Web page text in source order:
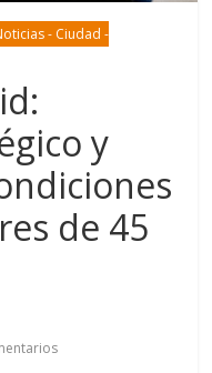
- Ciudad -
y
de 45